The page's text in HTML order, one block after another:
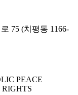
75 (치평동 1166-
PEACE